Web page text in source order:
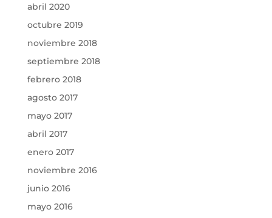
abril 2020
octubre 2019
noviembre 2018
septiembre 2018
febrero 2018
agosto 2017
mayo 2017
abril 2017
enero 2017
noviembre 2016
junio 2016
mayo 2016